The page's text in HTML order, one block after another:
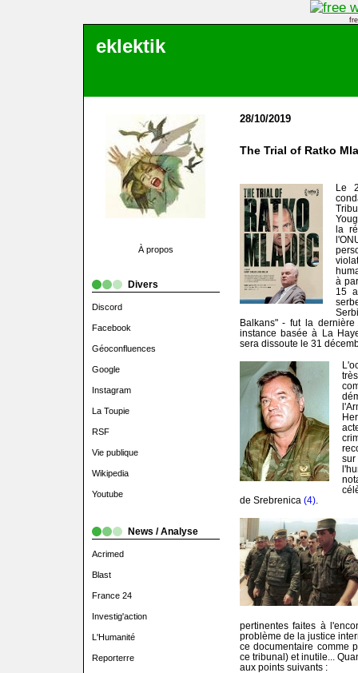
eklektik
À propos
Divers
Discord
Facebook
Géoconfluences
Google
Instagram
La Toupie
RSF
Vie publique
Wikipedia
Youtube
News / Analyse
Acrimed
Blast
France 24
Investig'action
L'Humanité
Reporterre
28/10/2019
The Trial of Ratko
Le
la
à
15
Balkans" - fut la
instance basée à La
sera dissoute le 31
de Srebrenica (4).
pertinentes faites à
problème de la justice
ce documentaire comme
ce tribunal) et inutile...
aux points suivants :